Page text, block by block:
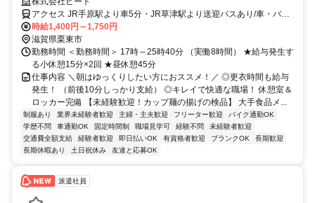
充実♪アクセス JR手原駅より車5分・JR草津駅より送迎バスあり/車・バイ
ク・自転車通勤
時給1,400円～1,750円
滋賀県栗東市
勤務時間 ＜勤務時間＞ 17時～25時40分 （実働8時間） ★給与発生す
る小休憩15分×2回 ★昼休憩45分
仕事内容 ＼朝はゆっくりしたい方におススメ！／ ◎更衣時間も給与
発生！ （前後10分しっかり支給） ◎キレイで快適な職場！ 休憩室＆
ロッカー完備 【未経験歓迎！カップ麺の揚げの検品】 大手食品メ...
制服あり 業界未経験者歓迎 主婦・主夫歓迎 フリーター歓迎
バイク通勤OK
学歴不問
車通勤OK 固定時間制 職場見学可 経験不問
未経験者歓迎
交通費全額支給
経験者歓迎 即日払いOK 有資格者歓迎 ブランクOK
長期歓迎
長期休暇あり
土日祝休み 友達と応募OK
派遣社員